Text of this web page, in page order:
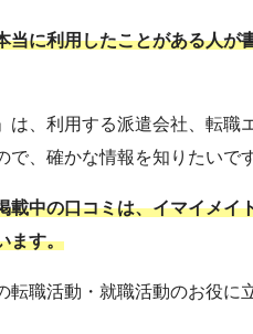
当に利用したことがある人が
は、利用する派遣会社、転
で、確かな情報を知りたいで
載中の口コミは、イマイメイ
ます。
転職活動・就職活動のお役に